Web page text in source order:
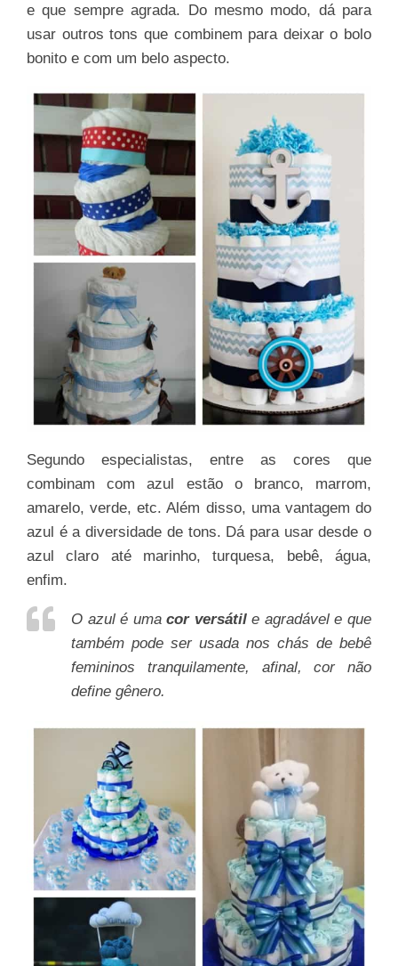
e que sempre agrada. Do mesmo modo, dá para
usar outros tons que combinem para deixar o bolo
bonito e com um belo aspecto.
Segundo especialistas, entre as cores que
combinam com azul estão o branco, marrom,
amarelo, verde, etc. Além disso, uma vantagem do
azul é a diversidade de tons. Dá para usar desde o
azul claro até marinho, turquesa, bebê, água,
enfim.
O azul é umacor versátile agradável e que
também pode ser usada nos chás de bebê
femininos tranquilamente, afinal, cor não
define gênero.